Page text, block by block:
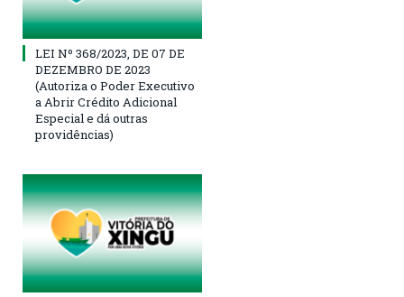
LEI Nº 368/2023, DE 07 DE
DEZEMBRO DE 2023
(Autoriza o Poder Executivo
a Abrir Crédito Adicional
Especial e dá outras
providências)